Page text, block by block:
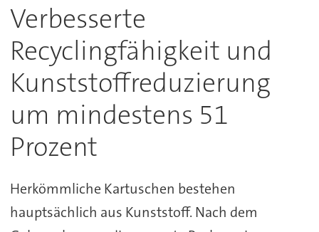
Verbesserte
Recyclingfähigkeit und
Kunststoffreduzierung
um mindestens 51
Prozent
Herkömmliche Kartuschen bestehen
hauptsächlich aus Kunststoff. Nach dem